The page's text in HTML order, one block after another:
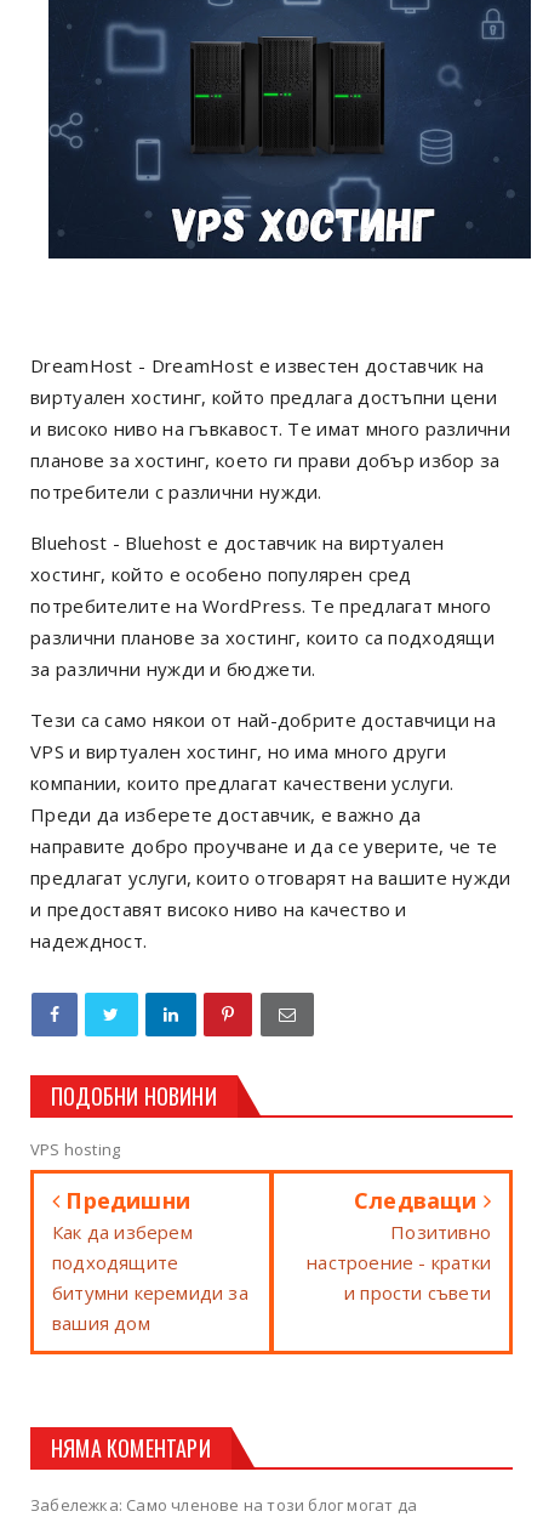
DreamHost - DreamHost е известен доставчик на
виртуален хостинг, който предлага достъпни цени
и високо ниво на гъвкавост. Те имат много различни
планове за хостинг, което ги прави добър избор за
потребители с различни нужди.
Bluehost - Bluehost е доставчик на виртуален
хостинг, който е особено популярен сред
потребителите на WordPress. Те предлагат много
различни планове за хостинг, които са подходящи
за различни нужди и бюджети.
Тези са само някои от най-добрите доставчици на
VPS и виртуален хостинг, но има много други
компании, които предлагат качествени услуги.
Преди да изберете доставчик, е важно да
направите добро проучване и да се уверите, че те
предлагат услуги, които отговарят на вашите нужди
и предоставят високо ниво на качество и
надеждност.
ПОДОБНИ НОВИНИ
VPS hosting
Предишни
Как да изберем
подходящите
битумни керемиди за
вашия дом
Следващи
Позитивно
настроение - кратки
и прости съвети
НЯМА КОМЕНТАРИ
Забележка: Само членове на този блог могат да